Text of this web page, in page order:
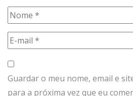
Guardar o meu nome, email e
para a próxima vez que eu